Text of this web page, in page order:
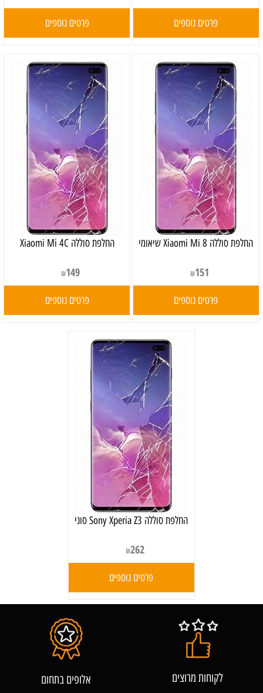
פרטים נוספים פרטים נוספים
‏החלפת סוללה Xiaomi Mi 8 שיאומי
₪151
פרטים נוספים
החלפת סוללה Xiaomi Mi 4C
₪149
פרטים נוספים
‏החלפת סוללה Sony Xperia Z3 סוני
₪262
פרטים נוספים
לקוחות מרוצים אלופים בתחום